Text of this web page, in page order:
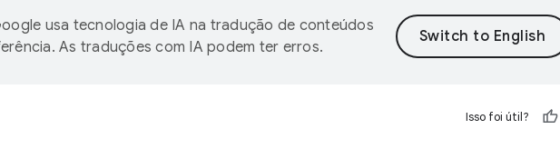
usa tecnologia de IA na tradução de conteúdos
As traduções com IA podem ter erros.
Isso foi útil?